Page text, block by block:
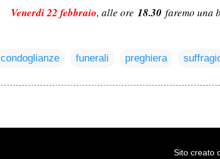
Venerdì 22 febbraio, alle ore 18.30 faremo una
condoglianze funerali preghiera
Sito creato